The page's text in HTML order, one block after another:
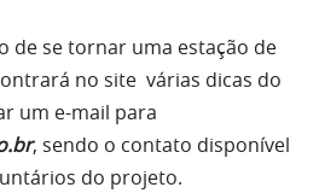
de se tornar uma estação de
no site várias dicas do
um e-mail para
, sendo o contato disponível
do projeto.